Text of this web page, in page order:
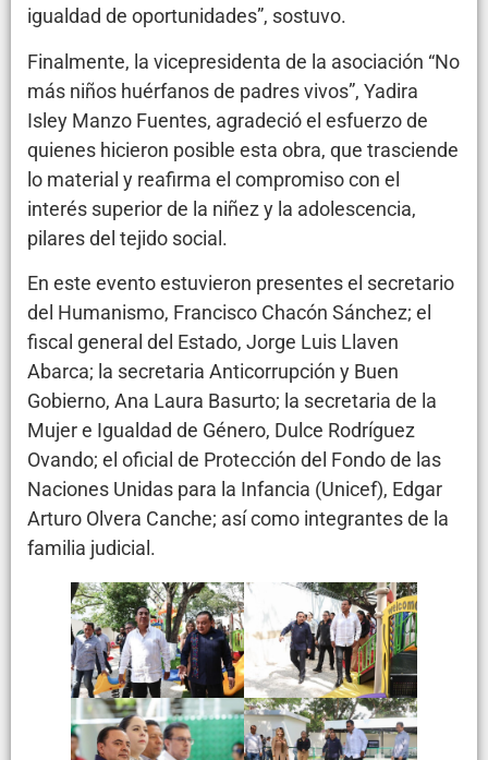
igualdad de oportunidades”, sostuvo.
Finalmente, la vicepresidenta de la asociación “No
más niños huérfanos de padres vivos”, Yadira
Isley Manzo Fuentes, agradeció el esfuerzo de
quienes hicieron posible esta obra, que trasciende
lo material y reafirma el compromiso con el
interés superior de la niñez y la adolescencia,
pilares del tejido social.
En este evento estuvieron presentes el secretario
del Humanismo, Francisco Chacón Sánchez; el
fiscal general del Estado, Jorge Luis Llaven
Abarca; la secretaria Anticorrupción y Buen
Gobierno, Ana Laura Basurto; la secretaria de la
Mujer e Igualdad de Género, Dulce Rodríguez
Ovando; el oficial de Protección del Fondo de las
Naciones Unidas para la Infancia (Unicef), Edgar
Arturo Olvera Canche; así como integrantes de la
familia judicial.